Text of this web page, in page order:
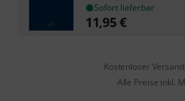
Sofort lieferbar
11,95€
Kostenloser
Alle Preise inkl.